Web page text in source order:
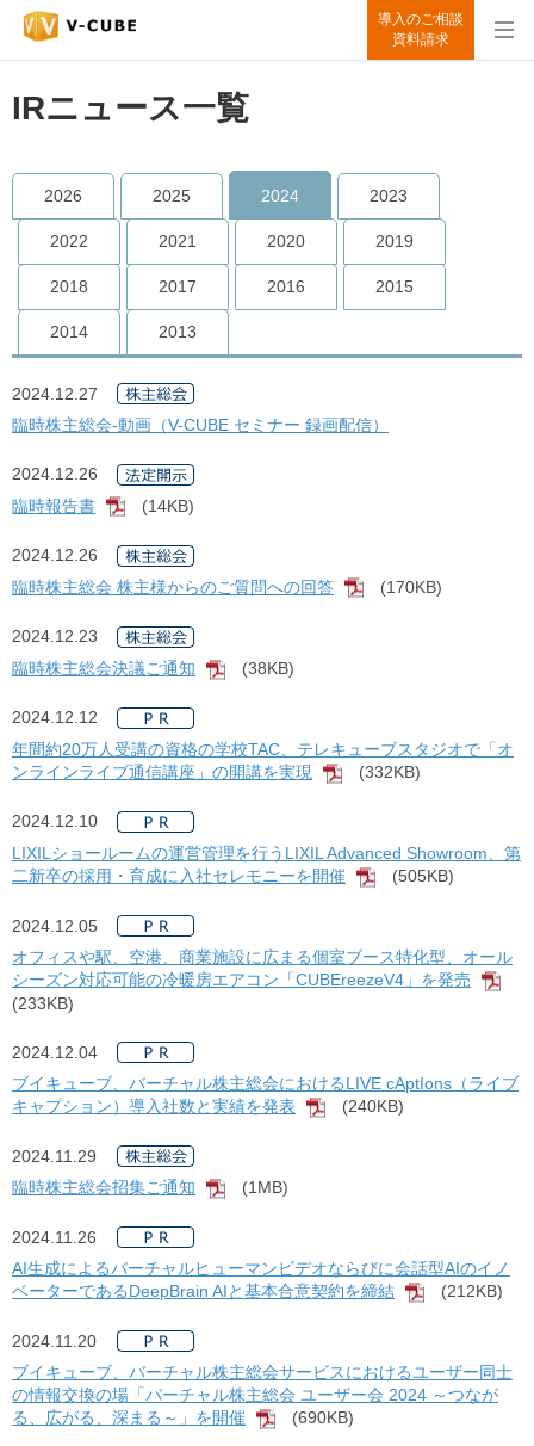
導入のご相談
資料請求
IRニュース一覧
2026 2025 2024 2023
2022 2021 2020 2019
2018 2017 2016 2015
2014 2013
2024.12.27
臨時株主総会-動画（V-CUBE セミナー 録画配信）
2024.12.26
臨時報告書
[PDF]
(14KB)
2024.12.26
臨時株主総会 株主様からのご質問への回答
[PDF]
(170KB)
2024.12.23
臨時株主総会決議ご通知
[PDF]
(38KB)
2024.12.12
年間約20万人受講の資格の学校TAC、テレキューブスタジオで「オ
ンラインライブ通信講座」の開講を実現
[PDF]
(332KB)
2024.12.10
LIXILショールームの運営管理を行うLIXIL Advanced Showroom、第
二新卒の採用・育成に入社セレモニーを開催
[PDF]
(505KB)
2024.12.05
オフィスや駅、空港、商業施設に広まる個室ブース特化型、オール
シーズン対応可能の冷暖房エアコン「CUBEreezeV4」を発売
(233KB)
2024.12.04
ブイキューブ、バーチャル株主総会におけるLIVE cAptIons（ライブ
キャプション）導入社数と実績を発表
[PDF]
(240KB)
2024.11.29
臨時株主総会招集ご通知
[PDF]
(1MB)
2024.11.26
AI生成によるバーチャルヒューマンビデオならびに会話型AIのイノ
ベーターであるDeepBrain AIと基本合意契約を締結
[PDF]
(212KB)
2024.11.20
ブイキューブ、バーチャル株主総会サービスにおけるユーザー同士
の情報交換の場「バーチャル株主総会 ユーザー会 2024 ～つなが
る、広がる、深まる～」を開催
[PDF]
(690KB)